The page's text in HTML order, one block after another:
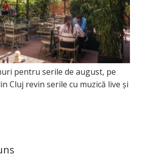
pentru serile de august, pe
Cluj revin serile cu muzică live și